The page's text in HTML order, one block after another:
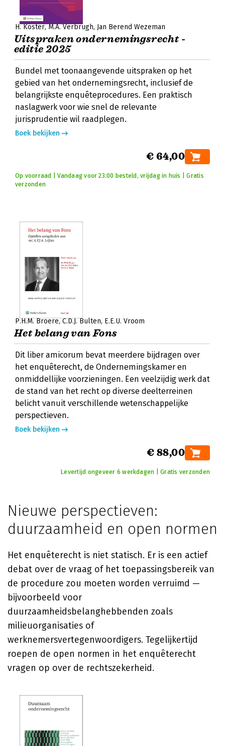
H. Koster M.A. Verbrugh Jan Berend Wezeman
Uitspraken ondernemingsrecht -
editie 2025
Bundel met toonaangevende uitspraken op het
gebied van het ondernemingsrecht, inclusief de
belangrijkste enquêteprocedures. Een praktisch
naslagwerk voor wie snel de relevante
jurisprudentie wil raadplegen.
Boek bekijken
€ 64,00
Op voorraad | Vandaag voor 23:00 besteld, vrijdag in huis | Gratis
verzonden
P.H.M. Broere C.D.J. Bulten E.E.U. Vroom
Het belang van Fons
Dit liber amicorum bevat meerdere bijdragen over
het enquêterecht, de Ondernemingskamer en
onmiddellijke voorzieningen. Een veelzijdig werk dat
de stand van het recht op diverse deelterreinen
belicht vanuit verschillende wetenschappelijke
perspectieven.
Boek bekijken
€ 88,00
Levertijd ongeveer 6 werkdagen | Gratis verzonden
Nieuwe perspectieven:
duurzaamheid en open normen
Het enquêterecht is niet statisch. Er is een actief
debat over de vraag of het toepassingsbereik van
de procedure zou moeten worden verruimd —
bijvoorbeeld voor
duurzaamheidsbelanghebbenden zoals
milieuorganisaties of
werknemersvertegenwoordigers. Tegelijkertijd
roepen de open normen in het enquêterecht
vragen op over de rechtszekerheid.